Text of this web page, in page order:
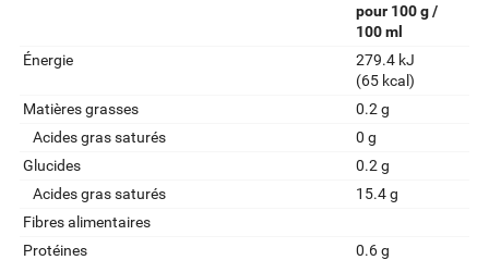
pour 100 g /
100 ml
Énergie
279.4 kJ
(65 kcal)
Matières grasses
0.2 g
Acides gras saturés
0 g
Glucides
0.2 g
Acides gras saturés
15.4 g
Fibres alimentaires
Protéines
0.6 g